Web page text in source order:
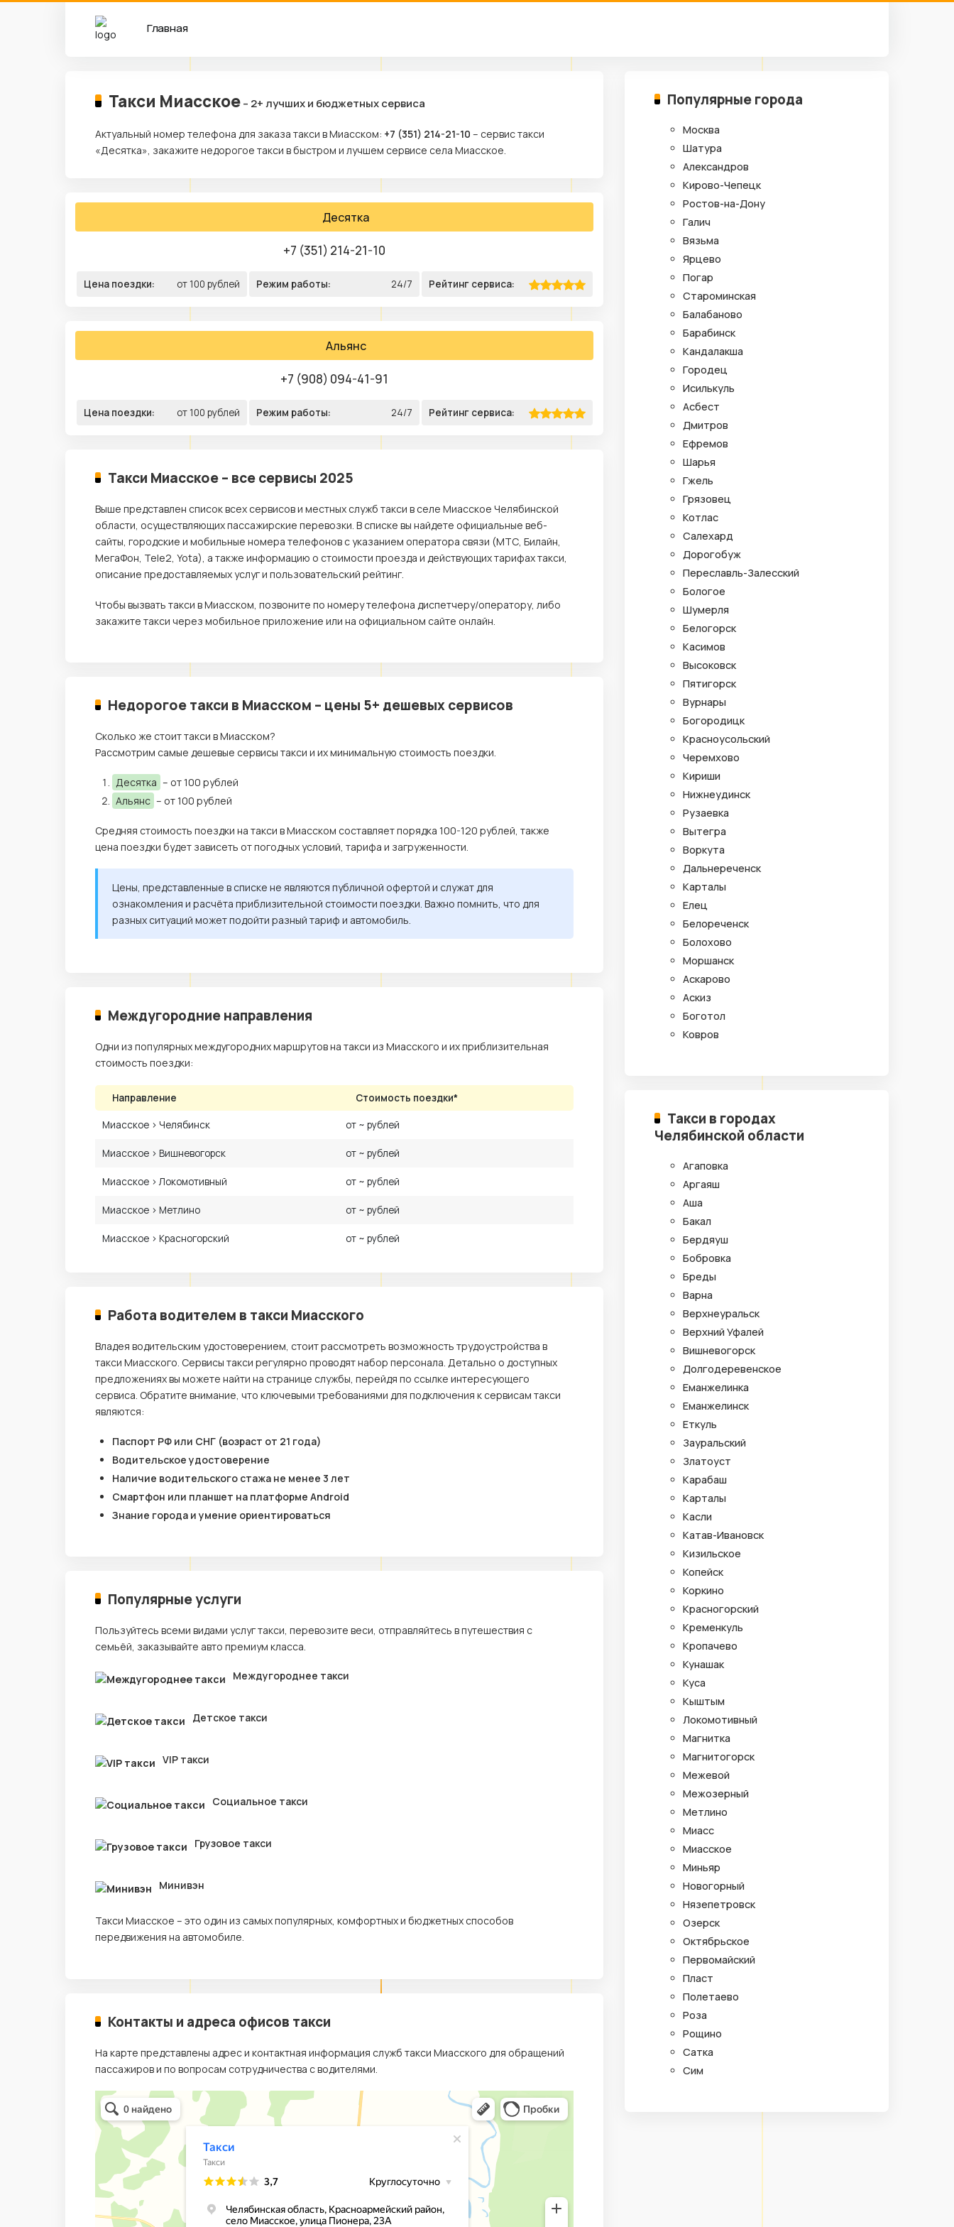
Главная
Такси Миасское– 2+ лучших и бюджетных сервиса
Актуальный номер телефона для заказа такси в Миасском: +7 (351) 214-21-10 – сервис такси
«Десятка», закажите недорогое такси в быстром и лучшем сервисе села Миасское.
Десятка
+7 (351) 214-21-10
Цена поездки: от 100 рублей Режим работы: 24/7 Рейтинг сервиса:
Альянс
+7 (908) 094-41-91
Цена поездки: от 100 рублей Режим работы: 24/7 Рейтинг сервиса:
Такси Миасское – все сервисы 2025
Выше представлен список всех сервисов и местных служб такси в селе Миасское Челябинской
области, осуществляющих пассажирские перевозки. В списке вы найдете официальные веб-
сайты, городские и мобильные номера телефонов с указанием оператора связи (МТС, Билайн,
МегаФон, Tele2, Yota), а также информацию о стоимости проезда и действующих тарифах такси,
описание предоставляемых услуг и пользовательский рейтинг.
Чтобы вызвать такси в Миасском, позвоните по номеру телефона диспетчеру/оператору, либо
закажите такси через мобильное приложение или на официальном сайте онлайн.
Недорогое такси в Миасском – цены 5+ дешевых сервисов
Сколько же стоит такси в Миасском?
Рассмотрим самые дешевые сервисы такси и их минимальную стоимость поездки.
Десятка – от 100 рублей
Альянс – от 100 рублей
Средняя стоимость поездки на такси в Миасском составляет порядка 100-120 рублей, также
цена поездки будет зависеть от погодных условий, тарифа и загруженности.
Цены, представленные в списке не являются публичной офертой и служат для
ознакомления и расчёта приблизительной стоимости поездки. Важно помнить, что для
разных ситуаций может подойти разный тариф и автомобиль.
Междугородние направления
Одни из популярных междугородних маршрутов на такси из Миасского и их приблизительная
стоимость поездки:
Направление Стоимость поездки*
Миасское › Челябинск от ~ рублей
Миасское › Вишневогорск от ~ рублей
Миасское › Локомотивный от ~ рублей
Миасское › Метлино от ~ рублей
Миасское › Красногорский от ~ рублей
Работа водителем в такси Миасского
Владея водительским удостоверением, стоит рассмотреть возможность трудоустройства в
такси Миасского. Сервисы такси регулярно проводят набор персонала. Детально о доступных
предложениях вы можете найти на странице службы, перейдя по ссылке интересующего
сервиса. Обратите внимание, что ключевыми требованиями для подключения к сервисам такси
являются:
Паспорт РФ или СНГ (возраст от 21 года)
Водительское удостоверение
Наличие водительского стажа не менее 3 лет
Смартфон или планшет на платформе Android
Знание города и умение ориентироваться
Популярные услуги
Пользуйтесь всеми видами услуг такси, перевозите веси, отправляйтесь в путешествия с
семьёй, заказывайте авто премиум класса.
Междугороднее такси
Детское такси
VIP такси
Социальное такси
Грузовое такси
Минивэн
Такси Миасское – это один из самых популярных, комфортных и бюджетных способов
передвижения на автомобиле.
Контакты и адреса офисов такси
На карте представлены адрес и контактная информация служб такси Миасского для обращений
пассажиров и по вопросам сотрудничества с водителями.
Популярные города
Москва
Шатура
Александров
Кирово-Чепецк
Ростов-на-Дону
Галич
Вязьма
Ярцево
Погар
Староминская
Балабаново
Барабинск
Кандалакша
Городец
Исилькуль
Асбест
Дмитров
Ефремов
Шарья
Гжель
Грязовец
Котлас
Салехард
Дорогобуж
Переславль-Залесский
Бологое
Шумерля
Белогорск
Касимов
Высоковск
Пятигорск
Вурнары
Богородицк
Красноусольский
Черемхово
Кириши
Нижнеудинск
Рузаевка
Вытегра
Воркута
Дальнереченск
Карталы
Елец
Белореченск
Болохово
Моршанск
Аскарово
Аскиз
Боготол
Ковров
Такси в городах
Челябинской области
Агаповка
Аргаяш
Аша
Бакал
Бердяуш
Бобровка
Бреды
Варна
Верхнеуральск
Верхний Уфалей
Вишневогорск
Долгодеревенское
Еманжелинка
Еманжелинск
Еткуль
Зауральский
Златоуст
Карабаш
Карталы
Касли
Катав-Ивановск
Кизильское
Копейск
Коркино
Красногорский
Кременкуль
Кропачево
Кунашак
Куса
Кыштым
Локомотивный
Магнитка
Магнитогорск
Межевой
Межозерный
Метлино
Миасс
Миасское
Миньяр
Новогорный
Нязепетровск
Озерск
Октябрьское
Первомайский
Пласт
Полетаево
Роза
Рощино
Сатка
Сим